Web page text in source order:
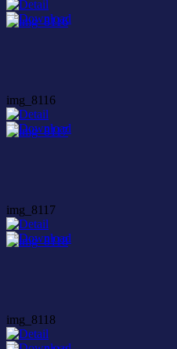
img_8116
img_8117
img_8118